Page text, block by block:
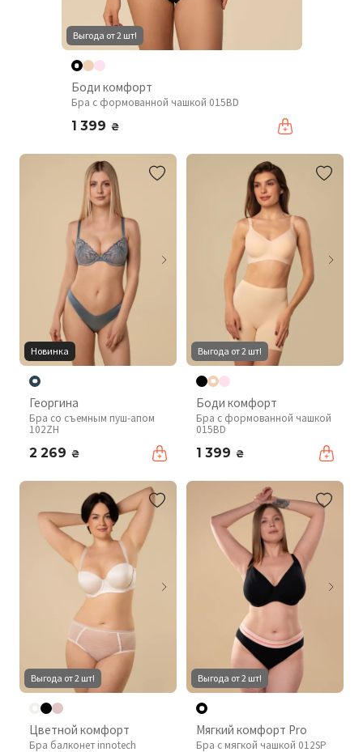
Выгода от 2 шт!
Боди комфорт
Бра с формованной чашкой 015BD
1 399 ₴
Новинка
Георгина
Бра со съемным пуш-апом
102ZH
2 269 ₴
Выгода от 2 шт!
Боди комфорт
Бра с формованной чашкой
015BD
1 399 ₴
Выгода от 2 шт!
Цветной комфорт
Бра балконет innotech
Выгода от 2 шт!
Мягкий комфорт Pro
Бра с мягкой чашкой 012SP